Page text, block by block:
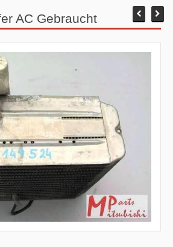
AC Gebraucht